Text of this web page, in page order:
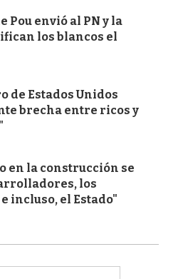
Pou envió al PN y la
los blancos el
de Estados Unidos
brecha entre ricos y
en la construcción se
los
incluso, el Estado"